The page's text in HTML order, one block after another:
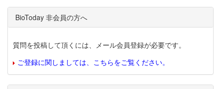
BioToday 非会員の方へ
質問を投稿して頂くには、メール会員登録が必要です。
ご登録に関しましては、こちらをご覧ください。